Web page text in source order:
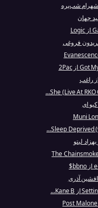
شهرام شب‌پره
جهان
فروغی
راغب
ای
لیتو
افشین آذری